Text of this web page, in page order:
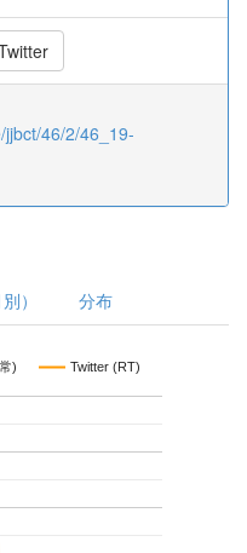
jjbct/46/2/46_19-
） 分布
) Twitter (RT)